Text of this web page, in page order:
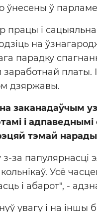
ўнесены ў
працы і
на
парадку
платы.
дзяржавы.
заканадаўчым
і
тэмай
за папулярнасці
Усё
і абарот", -
увагу і на